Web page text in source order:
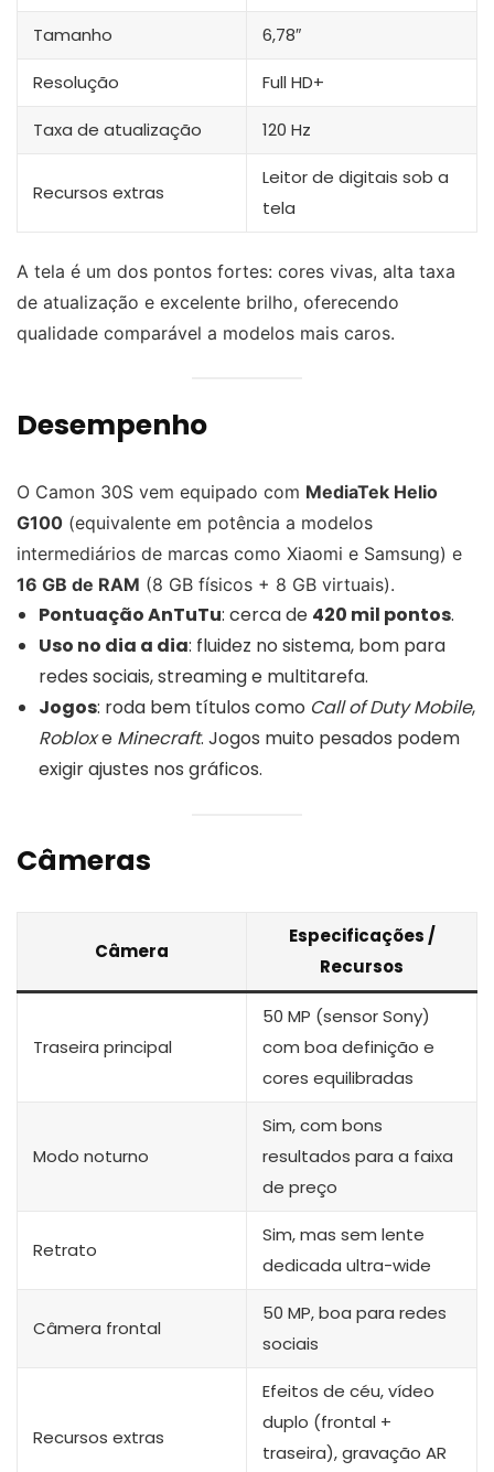
Tamanho 6,78″
Resolução Full HD+
Taxa de atualização 120 Hz
Recursos extras
Leitor de digitais sob a
tela
A tela é um dos pontos fortes: cores vivas, alta taxa
de atualização e excelente brilho, oferecendo
qualidade comparável a modelos mais caros.
Desempenho
O Camon 30S vem equipado com MediaTek Helio
G100 (equivalente em potência a modelos
intermediários de marcas como Xiaomi e Samsung) e
16 GB de RAM (8 GB físicos + 8 GB virtuais).
Pontuação AnTuTu: cerca de 420 mil pontos.
Uso no dia a dia: fluidez no sistema, bom para
redes sociais, streaming e multitarefa.
Jogos: roda bem títulos como Call of Duty Mobile,
Robloxe Minecraft. Jogos muito pesados podem
exigir ajustes nos gráficos.
Câmeras
Câmera
Especificações /
Recursos
Traseira principal
50 MP (sensor Sony)
com boa definição e
cores equilibradas
Modo noturno
Sim, com bons
resultados para a faixa
de preço
Retrato
Sim, mas sem lente
dedicada ultra-wide
Câmera frontal
50 MP, boa para redes
sociais
Recursos extras
Efeitos de céu, vídeo
duplo (frontal +
traseira), gravação AR